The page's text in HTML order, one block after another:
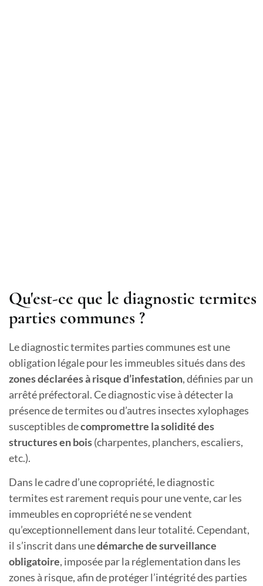
Qu'est-ce que le diagnostic termites
parties communes ?
Le diagnostic termites parties communes est une
obligation légale pour les immeubles situés dans des
zones déclarées à risque d’infestation, définies par un
arrêté préfectoral. Ce diagnostic vise à détecter la
présence de termites ou d’autres insectes xylophages
susceptibles decompromettre la solidité des
structures en bois(charpentes, planchers, escaliers,
etc.).
Dans le cadre d’une copropriété, le diagnostic
termites est rarement requis pour une vente, car les
immeubles en copropriété ne se vendent
qu’exceptionnellement dans leur totalité. Cependant,
il s’inscrit dans unedémarche de surveillance
obligatoire, imposée par la réglementation dans les
zones à risque, afin de protéger l’intégrité des parties